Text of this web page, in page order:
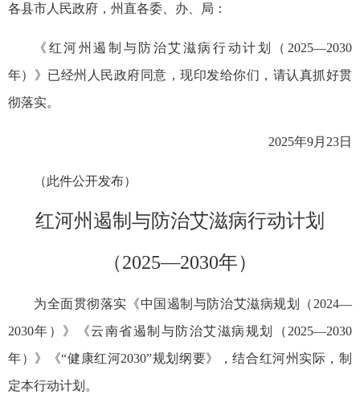
各县市人民政府，州直各委、办、局：
《红河州遏制与防治艾滋病行动计划（2025—2030
年）》已经州人民政府同意，现印发给你们，请认真抓好贯
彻落实。
2025年9月23日
（此件公开发布）
红河州遏制与防治艾滋病行动计划
（2025—2030年）
为全面贯彻落实《中国遏制与防治艾滋病规划（2024—
2030年）》《云南省遏制与防治艾滋病规划（2025—2030
年）》《“健康红河2030”规划纲要》，结合红河州实际，制
定本行动计划。